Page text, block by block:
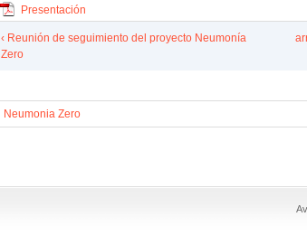
Presentación
‹ Reunión de seguimiento del proyecto Neumonía
Zero
Neumonia Zero